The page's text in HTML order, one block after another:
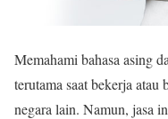
Memahami bahasa asing
terutama saat bekerja
negara lain. Namun, jasa